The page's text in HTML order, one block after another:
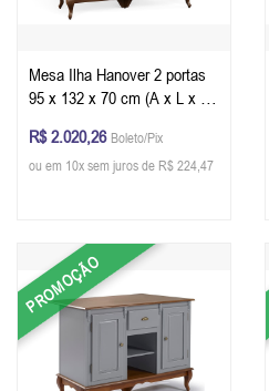
Mesa Ilha Hanover 2 portas
95 x 132 x 70 cm (A x L x P)
Glazer
R$ 2.020,26 Boleto/Pix
ou em 10x sem juros de R$ 224,47
PROMOÇÃO